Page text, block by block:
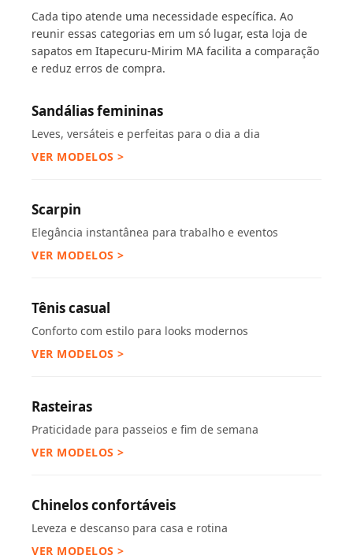
Cada tipo atende uma necessidade específica. Ao
reunir essas categorias em um só lugar, esta loja de
sapatos em Itapecuru-Mirim MA facilita a comparação
e reduz erros de compra.
Sandálias femininas
Leves, versáteis e perfeitas para o dia a dia
VER MODELOS >
Scarpin
Elegância instantânea para trabalho e eventos
VER MODELOS >
Tênis casual
Conforto com estilo para looks modernos
VER MODELOS >
Rasteiras
Praticidade para passeios e fim de semana
VER MODELOS >
Chinelos confortáveis
Leveza e descanso para casa e rotina
VER MODELOS >